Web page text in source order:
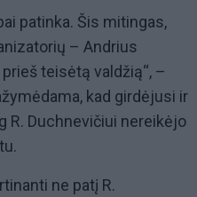
patinka. Šis mitingas,
– Andrius
teisėtą valdžią“, –
kad girdėjusi ir
R. Duchnevičiui nereikėjo
ne patį R.